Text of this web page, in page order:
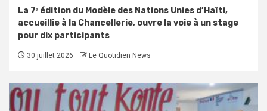
La 7ᵉ édition du Modèle des Nations Unies d’Haïti,
accueillie à la Chancellerie, ouvre la voie à un stage
pour dix participants
30 juillet 2026 Le Quotidien News